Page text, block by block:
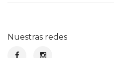
Nuestras redes